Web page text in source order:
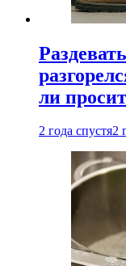
ли
2 года спустя2